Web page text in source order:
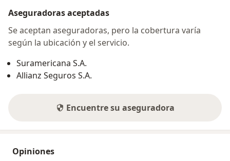
Aseguradoras aceptadas
Se aceptan aseguradoras, pero la cobertura varía
según la ubicación y el servicio.
Suramericana S.A.
Allianz Seguros S.A.
Encuentre su aseguradora
Opiniones